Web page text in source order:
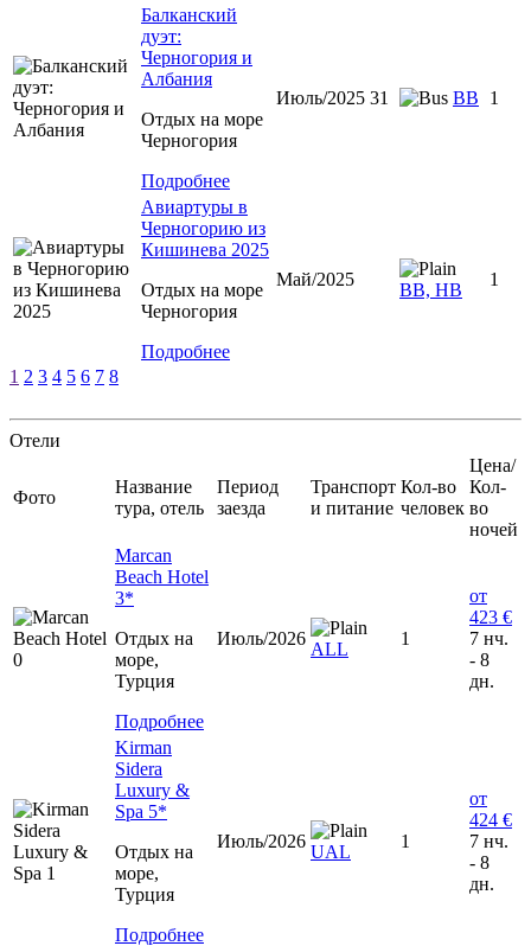
Балканский
дуэт:
Черногория и
Албания
Отдых на море
Черногория
Подробнее
Июль/2025 31 ВВ 1
Авиартуры в
Черногорию из
Кишинева 2025
Отдых на море
Черногория
Подробнее
Май/2025
ВВ, НВ
1
1 2 3 4 5 6 7 8
Отели
Фото
Название
тура, отель
Период
заезда
Транспорт
и питание
Кол-во
человек
Цена/
Кол-
во
ночей
Marcan
Beach Hotel
3*
Отдых на
море,
Турция
Подробнее
Июль/2026
ALL
1
от
423 €
7 нч.
- 8
дн.
Kirman
Sidera
Luxury &
Spa 5*
Отдых на
море,
Турция
Подробнее
Июль/2026
UAL
1
от
424 €
7 нч.
- 8
дн.